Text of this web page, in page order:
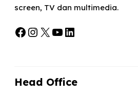
screen, TV dan multimedia.
Facebook
Instagram
X YouTube
LinkedIn
Head Office